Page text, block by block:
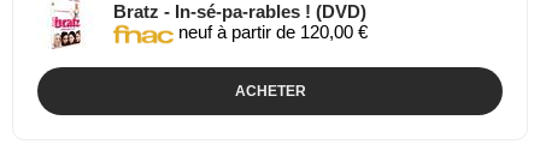
Bratz - In-sé-pa-rables ! (DVD)
neuf à partir de 120,00 €
ACHETER